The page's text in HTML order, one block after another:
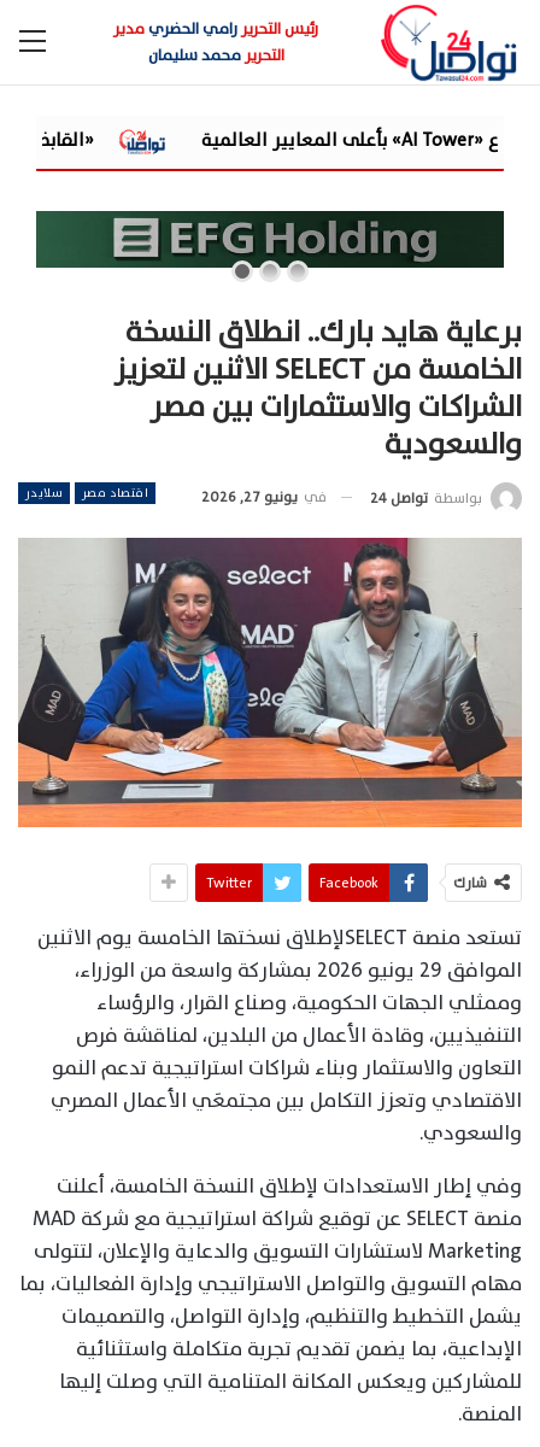
رئيس التحريررامي الحضريمدير
التحريرمحمد سليمان
«القابضة للمياه» تعتمد الموازنة التقديرية لـ9 شركات تابعة للعام المالي
برعاية هايد بارك.. انطلاق النسخة
الخامسة من SELECT الاثنين لتعزيز
الشراكات والاستثمارات بين مصر
والسعودية
اقتصاد مصر سلايدر بواسطة تواصل 24 في يونيو 27, 2026
شارك Facebook
Twitter
تستعد منصة SELECTلإطلاق نسختها الخامسة يوم الاثنين
الموافق 29 يونيو 2026 بمشاركة واسعة من الوزراء،
وممثلي الجهات الحكومية، وصناع القرار، والرؤساء
التنفيذيين، وقادة الأعمال من البلدين، لمناقشة فرص
التعاون والاستثمار وبناء شراكات استراتيجية تدعم النمو
الاقتصادي وتعزز التكامل بين مجتمعَي الأعمال المصري
والسعودي.
وفي إطار الاستعدادات لإطلاق النسخة الخامسة، أعلنت
منصة SELECT عن توقيع شراكة استراتيجية مع شركة MAD
Marketing لاستشارات التسويق والدعاية والإعلان، لتتولى
مهام التسويق والتواصل الاستراتيجي وإدارة الفعاليات، بما
يشمل التخطيط والتنظيم، وإدارة التواصل، والتصميمات
الإبداعية، بما يضمن تقديم تجربة متكاملة واستثنائية
للمشاركين ويعكس المكانة المتنامية التي وصلت إليها
المنصة.